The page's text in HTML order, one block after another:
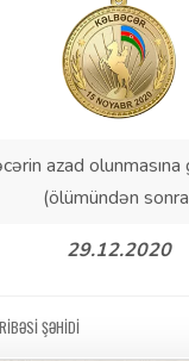
azad olunmasına
(ölümündən
29.12.2020
ŞƏHIDI